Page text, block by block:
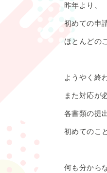
昨年より、
初めての申
ほとんどの
ようやく終
また対応が
各書類の提
初めてのこ
何も分から